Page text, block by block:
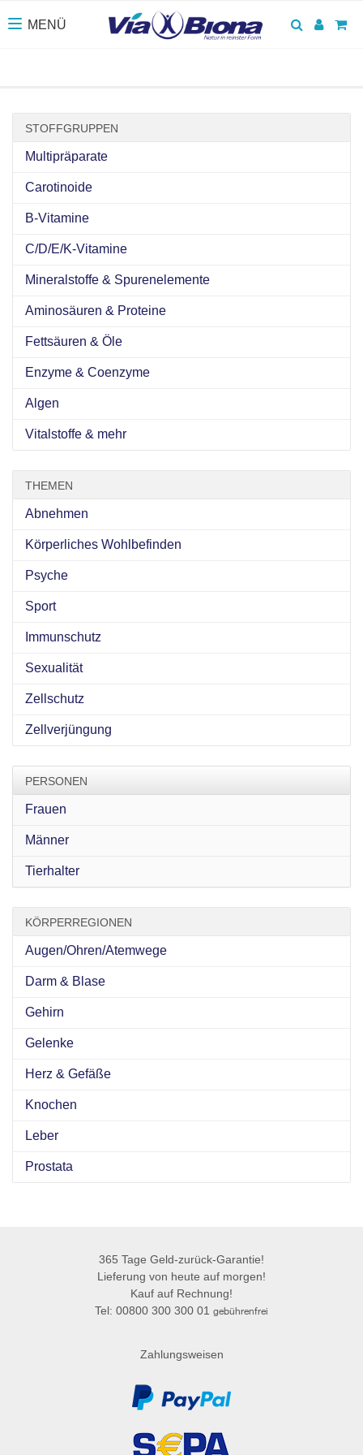
Toggle navigation
MENÜ Suchen
STOFFGRUPPEN
Multipräparate
Carotinoide
B-Vitamine
C/D/E/K-Vitamine
Mineralstoffe & Spurenelemente
Aminosäuren & Proteine
Fettsäuren & Öle
Enzyme & Coenzyme
Algen
Vitalstoffe & mehr
THEMEN
Abnehmen
Körperliches Wohlbefinden
Psyche
Sport
Immunschutz
Sexualität
Zellschutz
Zellverjüngung
PERSONEN
Frauen
Männer
Tierhalter
KÖRPERREGIONEN
Augen/Ohren/Atemwege
Darm & Blase
Gehirn
Gelenke
Herz & Gefäße
Knochen
Leber
Prostata
365 Tage Geld-zurück-Garantie!
Lieferung von heute auf morgen!
Kauf auf Rechnung!
Tel: 00800 300 300 01 gebührenfrei
Zahlungsweisen